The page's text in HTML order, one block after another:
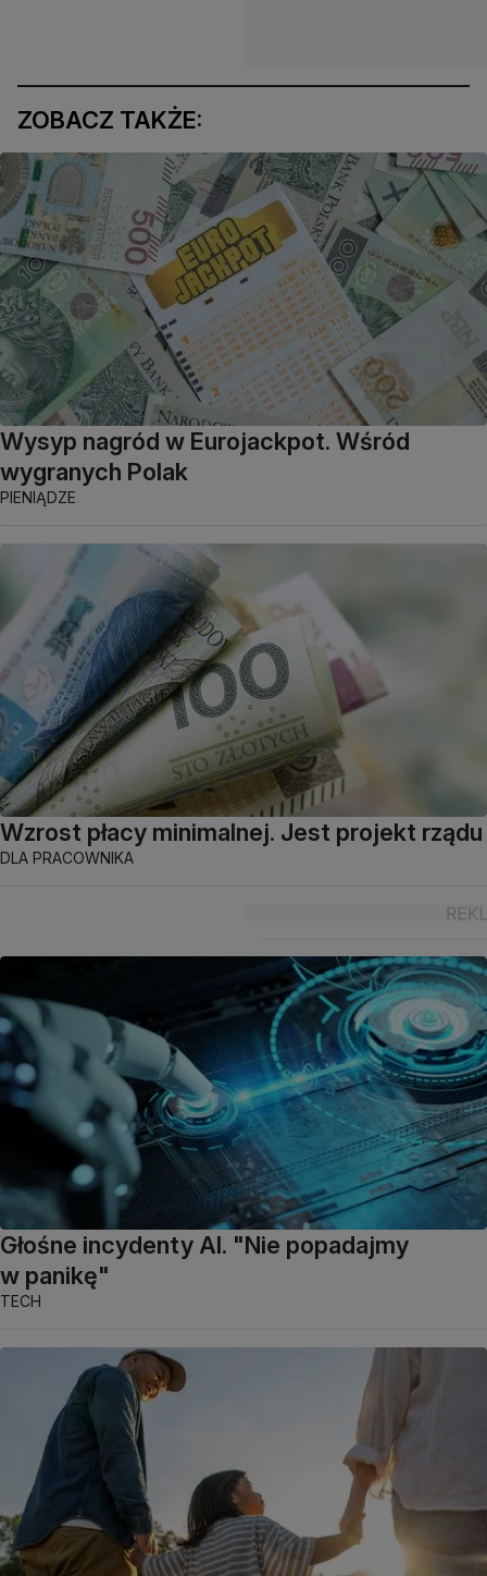
ZOBACZ TAKŻE:
Wysyp nagród w Eurojackpot. Wśród
wygranych Polak
PIENIĄDZE
Wzrost płacy minimalnej. Jest projekt rządu
DLA PRACOWNIKA
Głośne incydenty AI. "Nie popadajmy
w panikę"
TECH